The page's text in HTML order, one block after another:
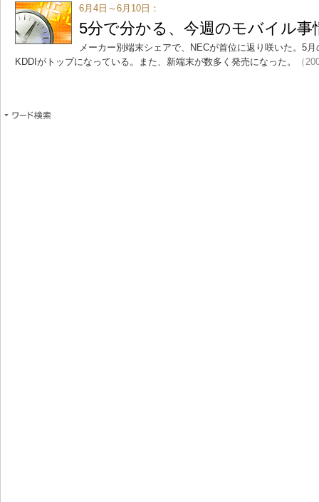
6月4日～6月10日：
5分で分かる、今週のモバイル事
メーカー別端末シェアで、NECが首位に返り咲いた。5
KDDIがトップになっている。また、新端末が数多く発売になった。
（